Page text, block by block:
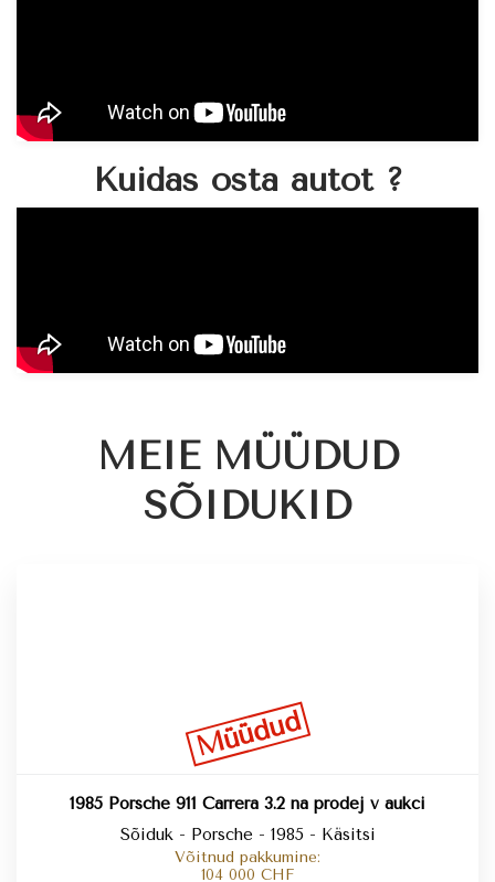
Kuidas osta autot ?
MEIE MÜÜDUD
SÕIDUKID
Müüdud
1985 Porsche 911 Carrera 3.2 na prodej v aukci
Sõiduk - Porsche - 1985 - Käsitsi
Võitnud pakkumine:
104 000 CHF